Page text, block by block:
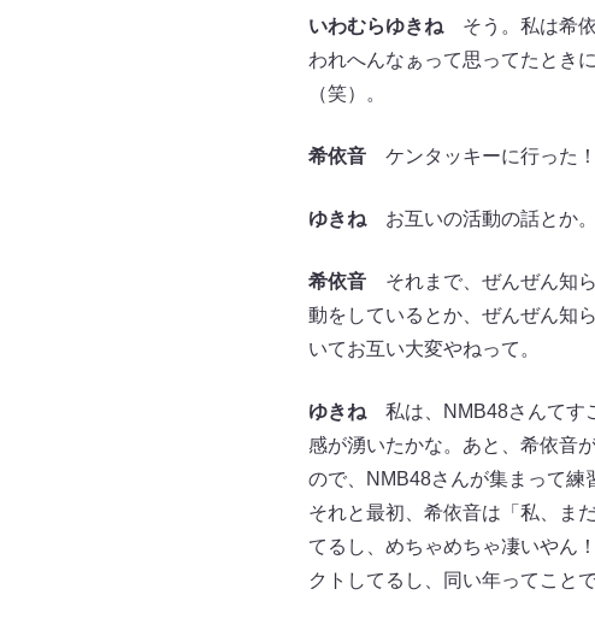
いわむらゆきねそう。私は希依
われへんなぁって思ってたとき
（笑）。
希依音ケンタッキーに行った！
ゆきねお互いの活動の話とか。
希依音それまで、ぜんぜん知ら
動をしているとか、ぜんぜん知
いてお互い大変やねって。
ゆきね私は、NMB48さんてす
感が湧いたかな。あと、希依音
ので、NMB48さんが集まって練
それと最初、希依音は「私、ま
てるし、めちゃめちゃ凄いやん
クトしてるし、同い年ってこと